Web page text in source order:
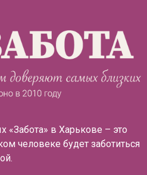
«Забота» в Харькове – это
человеке будет заботиться